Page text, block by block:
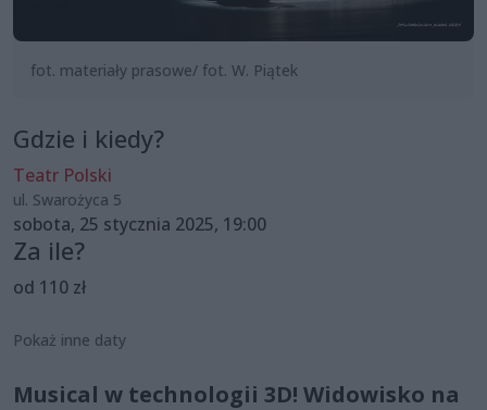
fot. materiały prasowe/ fot. W. Piątek
Gdzie i kiedy?
Teatr Polski
ul. Swarożyca 5
sobota, 25 stycznia 2025, 19:00
Za ile?
od 110 zł
Pokaż inne daty
Musical w technologii 3D! Widowisko na